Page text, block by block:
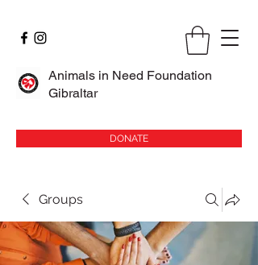
Animals in Need Foundation
Gibraltar
DONATE
Groups